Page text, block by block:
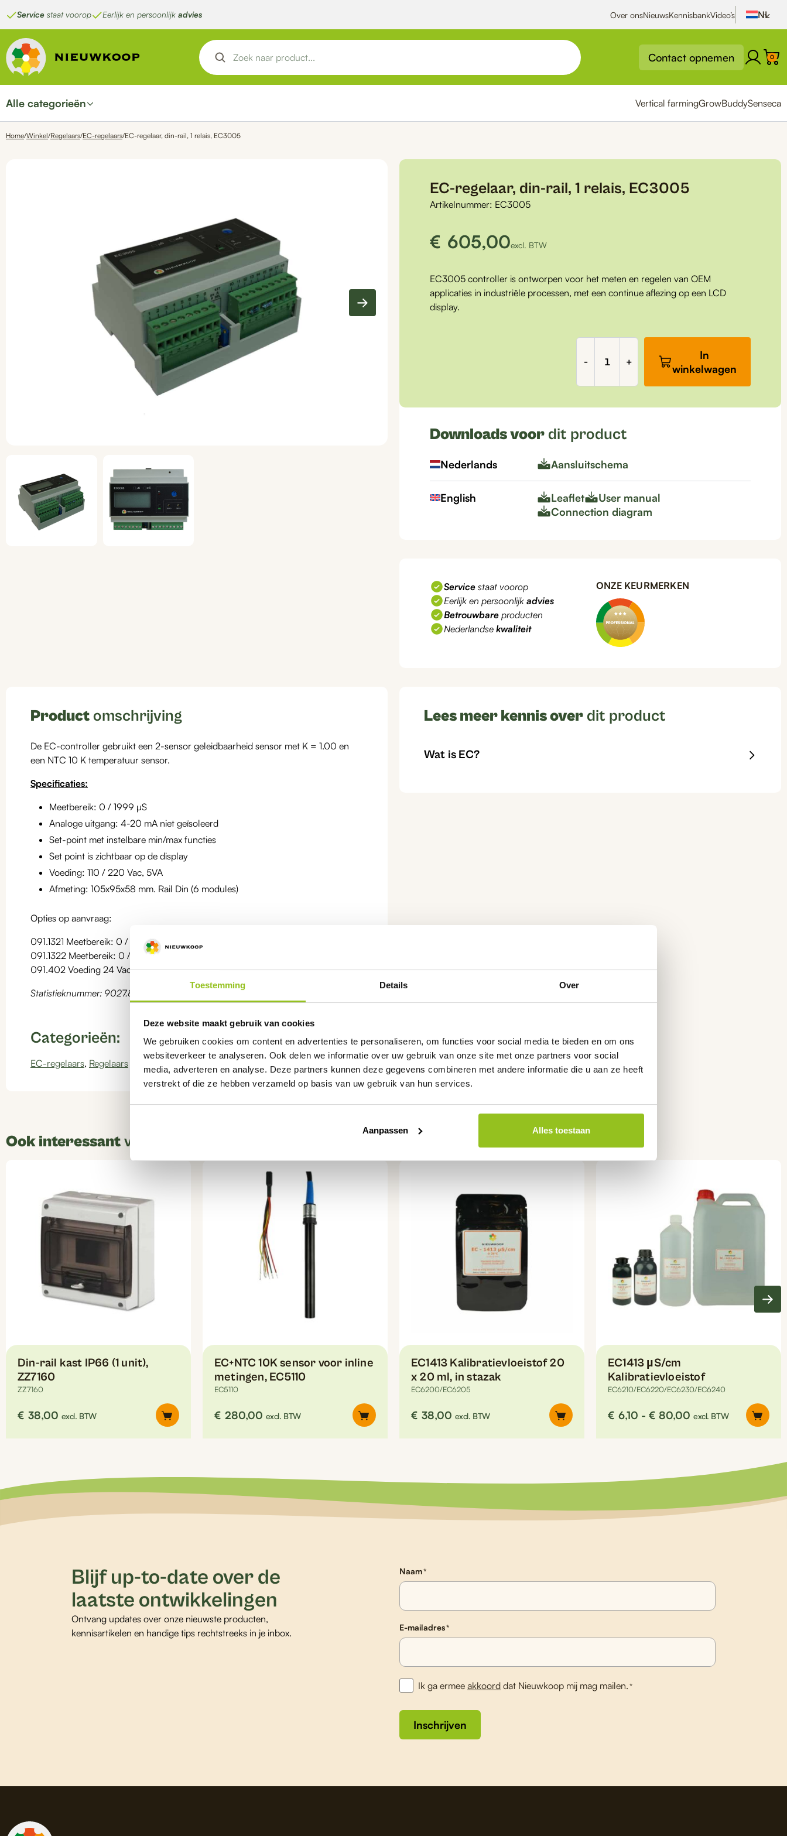
Toestemming Details Over
Deze website maakt gebruik van cookies
We gebruiken cookies om content en advertenties te personaliseren, om functies voor social media te bieden en om ons
websiteverkeer te analyseren. Ook delen we informatie over uw gebruik van onze site met onze partners voor social
media, adverteren en analyse. Deze partners kunnen deze gegevens combineren met andere informatie die u aan ze heeft
verstrekt of die ze hebben verzameld op basis van uw gebruik van hun services.
Aanpassen Alles toestaan
naar
inhoud
Service staat voorop Eerlijk en persoonlijk advies Over onsNieuwsKennisbankVideo’s
Contact opnemen 0
Alle categorieën Vertical farmingGrowBuddySenseca
Home/Winkel/Regelaars/EC-regelaars/EC-regelaar, din-rail, 1 relais, EC3005
EC-regelaar, din-rail, 1 relais, EC3005
Artikelnummer: EC3005
€ 605,00excl. BTW
EC3005 controller is ontworpen voor het meten en regelen van OEM
applicaties in industriële processen, met een continue aflezing op een LCD
display.
regelaar,
rail,
EC3005
aantal
- +
In
winkelwagen
Downloads voor dit product
Nederlands Aansluitschema
English Leaflet
User manual
Connection diagram
Service staat voorop
Eerlijk en persoonlijk advies
Betrouwbare producten
Nederlandse kwaliteit
ONZE KEURMERKEN
Productomschrijving
De EC-controller gebruikt een 2-sensor geleidbaarheid sensor met K = 1.00 en
een NTC 10 K temperatuur sensor.
Specificaties:
Meetbereik: 0 / 1999 µS
Analoge uitgang: 4-20 mA niet geïsoleerd
Set-point met instelbare min/max functies
Set point is zichtbaar op de display
Voeding: 110 / 220 Vac, 5VA
Afmeting: 105x95x58 mm. Rail Din (6 modules)
Opties op aanvraag:
091.1321 Meetbereik: 0 / 199,9 µS
091.1322 Meetbereik: 0 / 19,99 mS
091.402 Voeding 24 Vac
Statistieknummer: 9027.80.11
Categorieën:
EC-regelaars, Regelaars
Lees meer kennis over dit product
Wat is EC?
Ook interessantvoor u
Din-rail kast IP66 (1 unit),
ZZ7160
ZZ7160
€ 38,00 excl. BTW
EC+NTC 10K sensor voor inline
metingen, EC5110
EC5110
€ 280,00 excl. BTW
EC1413 Kalibratievloeistof 20
x 20 ml, in stazak
EC6200/EC6205
€ 38,00 excl. BTW
EC1413 µS/cm
Kalibratievloeistof
EC6210/EC6220/EC6230/EC6240
€ 6,10 - € 80,00 Prijsklasse:
tot
excl. BTW
gekozen
worden
Blijf up-to-date over de
laatste ontwikkelingen
Ontvang updates over onze nieuwste producten,
kennisartikelen en handige tips rechtstreeks in je inbox.
Naam*
E-mailadres*
Ik ga ermee akkoord dat Nieuwkoop mij mag mailen.*
Inschrijven